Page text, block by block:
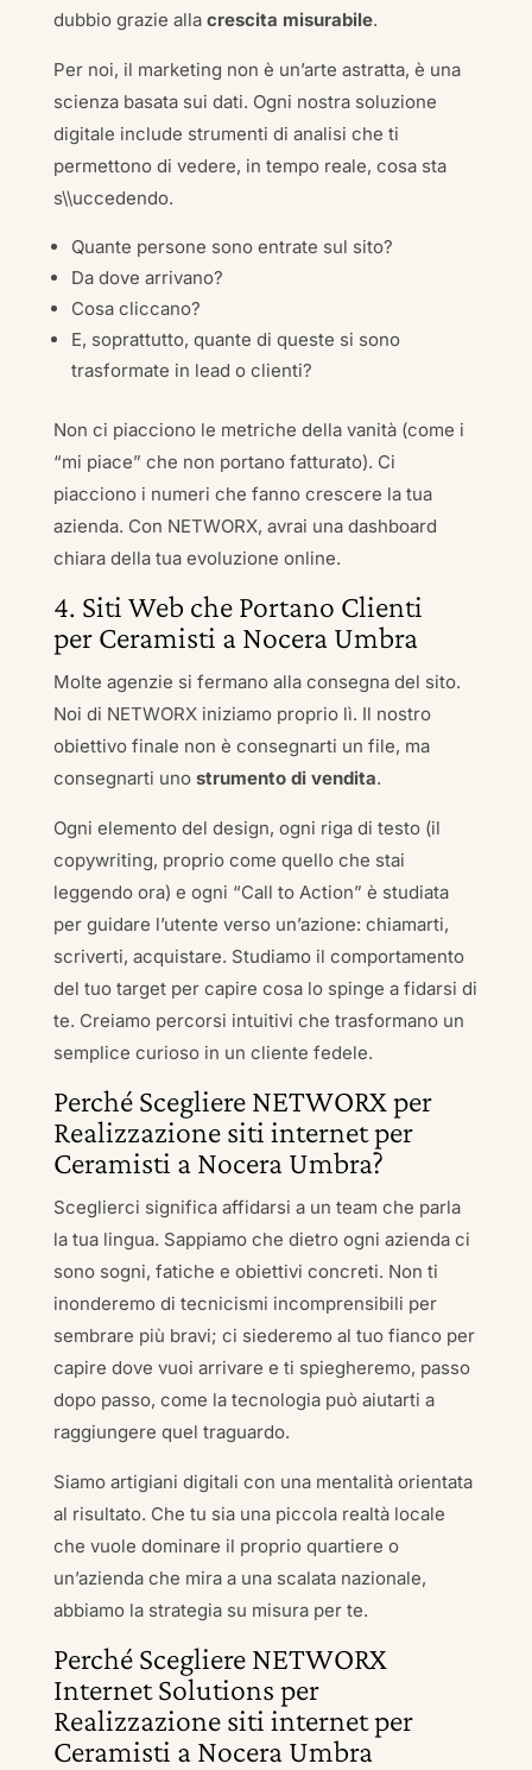
dubbio grazie alla crescita misurabile.
Per noi, il marketing non è un’arte astratta, è una
scienza basata sui dati. Ogni nostra soluzione
digitale include strumenti di analisi che ti
permettono di vedere, in tempo reale, cosa sta
s\\uccedendo.
Quante persone sono entrate sul sito?
Da dove arrivano?
Cosa cliccano?
E, soprattutto, quante di queste si sono
trasformate in lead o clienti?
Non ci piacciono le metriche della vanità (come i
“mi piace” che non portano fatturato). Ci
piacciono i numeri che fanno crescere la tua
azienda. Con NETWORX, avrai una dashboard
chiara della tua evoluzione online.
4. Siti Web che Portano Clienti
per Ceramisti a Nocera Umbra
Molte agenzie si fermano alla consegna del sito.
Noi di NETWORX iniziamo proprio lì. Il nostro
obiettivo finale non è consegnarti un file, ma
consegnarti uno strumento di vendita.
Ogni elemento del design, ogni riga di testo (il
copywriting, proprio come quello che stai
leggendo ora) e ogni “Call to Action” è studiata
per guidare l’utente verso un’azione: chiamarti,
scriverti, acquistare. Studiamo il comportamento
del tuo target per capire cosa lo spinge a fidarsi di
te. Creiamo percorsi intuitivi che trasformano un
semplice curioso in un cliente fedele.
Perché Scegliere NETWORX per
Realizzazione siti internet per
Ceramisti a Nocera Umbra?
Sceglierci significa affidarsi a un team che parla
la tua lingua. Sappiamo che dietro ogni azienda ci
sono sogni, fatiche e obiettivi concreti. Non ti
inonderemo di tecnicismi incomprensibili per
sembrare più bravi; ci siederemo al tuo fianco per
capire dove vuoi arrivare e ti spiegheremo, passo
dopo passo, come la tecnologia può aiutarti a
raggiungere quel traguardo.
Siamo artigiani digitali con una mentalità orientata
al risultato. Che tu sia una piccola realtà locale
che vuole dominare il proprio quartiere o
un’azienda che mira a una scalata nazionale,
abbiamo la strategia su misura per te.
Perché Scegliere NETWORX
Internet Solutions per
Realizzazione siti internet per
Ceramisti a Nocera Umbra